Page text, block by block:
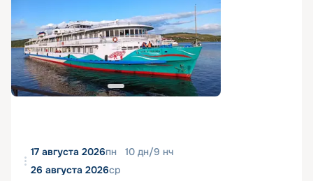
17 августа 2026пн 10 дн/9 нч
26 августа 2026ср